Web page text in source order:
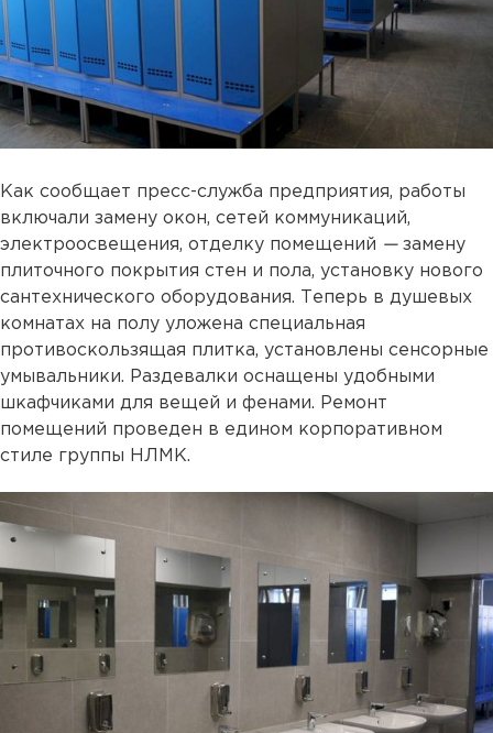
Как сообщает пресс-служба предприятия, работы
включали замену окон, сетей коммуникаций,
электроосвещения, отделку помещений —замену
плиточного покрытия стен и пола, установку нового
сантехнического оборудования. Теперь в душевых
комнатах на полу уложена специальная
противоскользящая плитка, установлены сенсорные
умывальники. Раздевалки оснащены удобными
шкафчиками для вещей и фенами. Ремонт
помещений проведен в едином корпоративном
стиле группы НЛМК.